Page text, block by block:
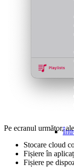
Pe ecranul următor,
Stocare cloud
Fișiere în
Fișiere pe